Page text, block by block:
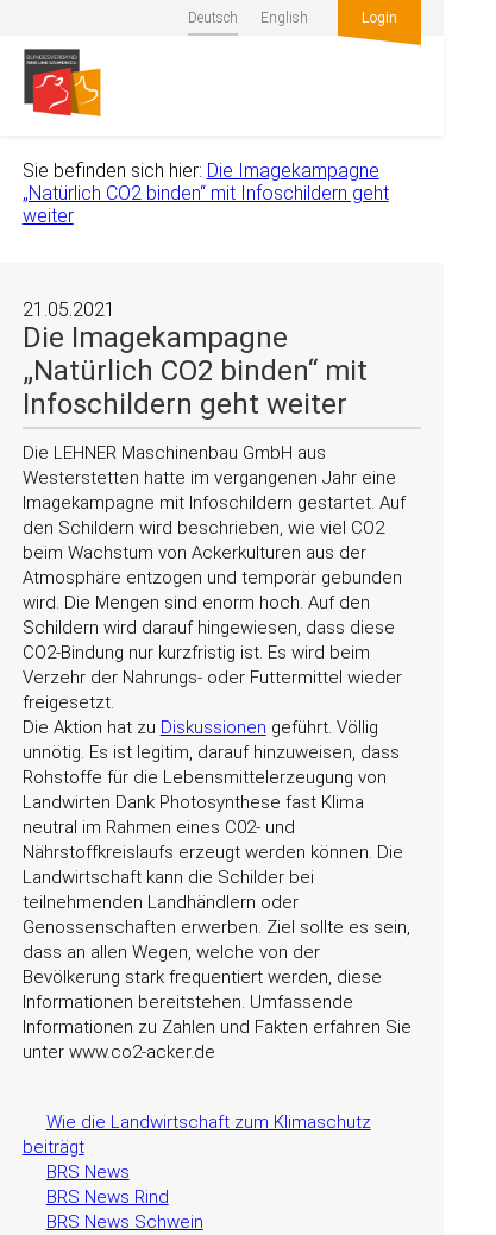
Deutsch English Login
Sie befinden sich hier: Die Imagekampagne
„Natürlich CO2 binden“ mit Infoschildern geht
weiter
21.05.2021
Die Imagekampagne
„Natürlich CO2 binden“ mit
Infoschildern geht weiter
Die LEHNER Maschinenbau GmbH aus
Westerstetten hatte im vergangenen Jahr eine
Imagekampagne mit Infoschildern gestartet. Auf
den Schildern wird beschrieben, wie viel CO2
beim Wachstum von Ackerkulturen aus der
Atmosphäre entzogen und temporär gebunden
wird. Die Mengen sind enorm hoch. Auf den
Schildern wird darauf hingewiesen, dass diese
CO2-Bindung nur kurzfristig ist. Es wird beim
Verzehr der Nahrungs- oder Futtermittel wieder
freigesetzt.
Die Aktion hat zu Diskussionen geführt. Völlig
unnötig. Es ist legitim, darauf hinzuweisen, dass
Rohstoffe für die Lebensmittelerzeugung von
Landwirten Dank Photosynthese fast Klima
neutral im Rahmen eines C02- und
Nährstoffkreislaufs erzeugt werden können. Die
Landwirtschaft kann die Schilder bei
teilnehmenden Landhändlern oder
Genossenschaften erwerben. Ziel sollte es sein,
dass an allen Wegen, welche von der
Bevölkerung stark frequentiert werden, diese
Informationen bereitstehen. Umfassende
Informationen zu Zahlen und Fakten erfahren Sie
unter www.co2-acker.de
Wie die Landwirtschaft zum Klimaschutz
beiträgt
BRS News
BRS News Rind
BRS News Schwein